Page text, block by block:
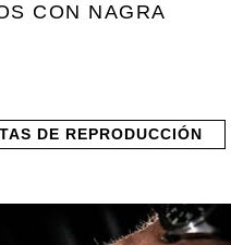
CON NAGRA
DE REPRODUCCIÓN